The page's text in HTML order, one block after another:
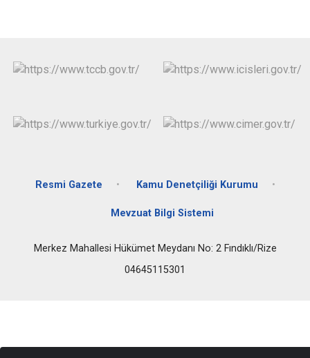
Resmi Gazete Kamu Denetçiliği Kurumu
Mevzuat Bilgi Sistemi
Merkez Mahallesi Hükümet Meydanı No: 2 Fındıklı/Rize
04645115301